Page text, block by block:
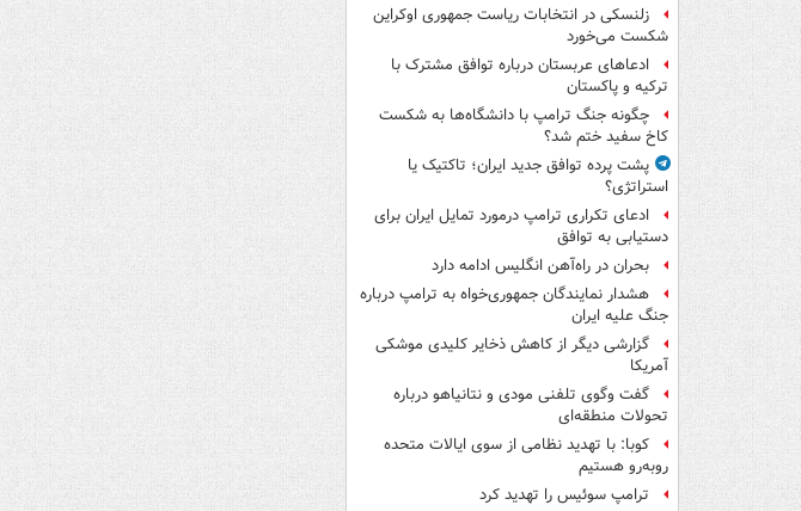
زلنسکی در انتخابات ریاست جمهوری اوکراین
شکست می‌خورد
ادعاهای عربستان درباره توافق مشترک با
ترکیه و پاکستان
چگونه جنگ ترامپ با دانشگاه‌ها به شکست
کاخ سفید ختم شد؟
پشت پرده توافق جدید ایران؛ تاکتیک یا
استراتژی؟
ادعای تکراری ترامپ درمورد تمایل ایران برای
دستیابی به توافق
بحران در راه‌آهن انگلیس ادامه دارد
هشدار نمایندگان جمهوری‌خواه به ترامپ درباره
جنگ علیه ایران
گزارشی دیگر از کاهش ذخایر کلیدی موشکی
آمریکا
گفت وگوی تلفنی مودی و نتانیاهو درباره
تحولات منطقه‌ای
کوبا: با تهدید نظامی از سوی ایالات متحده
روبه‌رو هستیم
ترامپ سوئیس را تهدید کرد